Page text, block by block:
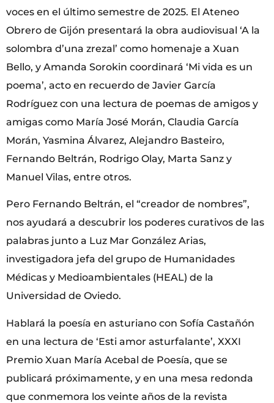
voces en el último semestre de 2025. El Ateneo
Obrero de Gijón presentará la obra audiovisual ‘A la
solombra d’una zrezal’ como homenaje a Xuan
Bello, y Amanda Sorokin coordinará ‘Mi vida es un
poema’, acto en recuerdo de Javier García
Rodríguez con una lectura de poemas de amigos y
amigas como María José Morán, Claudia García
Morán, Yasmina Álvarez, Alejandro Basteiro,
Fernando Beltrán, Rodrigo Olay, Marta Sanz y
Manuel Vilas, entre otros.
Pero Fernando Beltrán, el “creador de nombres”,
nos ayudará a descubrir los poderes curativos de las
palabras junto a Luz Mar González Arias,
investigadora jefa del grupo de Humanidades
Médicas y Medioambientales (HEAL) de la
Universidad de Oviedo.
Hablará la poesía en asturiano con Sofía Castañón
en una lectura de ‘Esti amor asturfalante’, XXXI
Premio Xuan María Acebal de Poesía, que se
publicará próximamente, y en una mesa redonda
que conmemora los veinte años de la revista